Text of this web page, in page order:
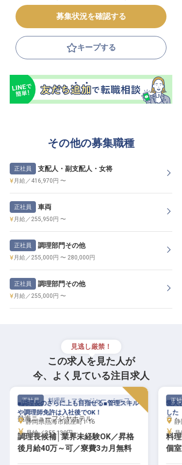
募集状況を確認する
キープする
その他の募集職種
正社員 支配人・副支配人・女将
月給／416,970円 〜
正社員 車両
月給／255,950円 〜
正社員 調理部門その他
月給／255,000円 〜 280,000円
正社員 調理部門その他
月給／255,000円 〜
見逃し厳禁！
この求人を見た人が
今、よく見ている注目求人
正社員 料理長・マネージャー・シェフ
熱海ニューフジヤホテル
調理長候補│業界未経験OK／昇格
後月給40万～可／寮費3カ月無料
■調理長のさらに上も目指せる■管理スキル
や調理師免許は入社後でOK！
静岡県熱海市銀座町1-16
月給／355,130円～
正社
ラ・
料
個
愛犬
した
静
月